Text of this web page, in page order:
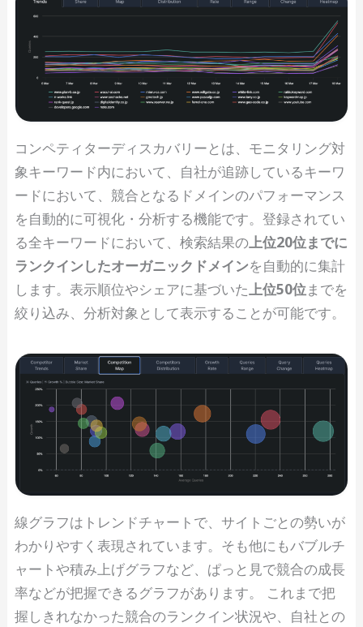
コンペティターディスカバリーとは、モニタリング対
象キーワード内において、自社が追跡しているキーワ
ードにおいて、競合となるドメインのパフォーマンス
を自動的に可視化・分析する機能です。登録されてい
る全キーワードにおいて、検索結果の上位20位までに
ランクインしたオーガニックドメインを自動的に集計
します。表示順位やシェアに基づいた上位50位までを
絞り込み、分析対象として表示することが可能です。
線グラフはトレンドチャートで、サイトごとの勢いが
わかりやすく表現されています。そも他にもバブルチ
ャートや積み上げグラフなど、ぱっと見で競合の成長
率などが把握できるグラフがあります。 これまで把
握しきれなかった競合のランクイン状況や、自社との